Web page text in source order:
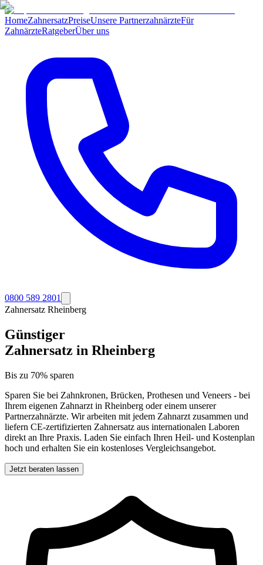
HomeZahnersatzPreiseUnsere PartnerzahnärzteFür
ZahnärzteRatgeberÜber uns
0800 589 2801
Zahnersatz Rheinberg
Günstiger
Zahnersatz in Rheinberg
Bis zu 70% sparen
Sparen Sie bei Zahnkronen, Brücken, Prothesen und Veneers - bei
Ihrem eigenen Zahnarzt in Rheinberg oder einem unserer
Partnerzahnärzte. Wir arbeiten mit jedem Zahnarzt zusammen und
liefern CE-zertifizierten Zahnersatz aus internationalen Laboren
direkt an Ihre Praxis. Laden Sie einfach Ihren Heil- und Kostenplan
hoch und erhalten Sie ein kostenloses Vergleichsangebot.
Jetzt beraten lassen